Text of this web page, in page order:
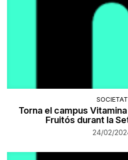
SOCIETAT
Torna el campus
Fruitós durant la
24/02/